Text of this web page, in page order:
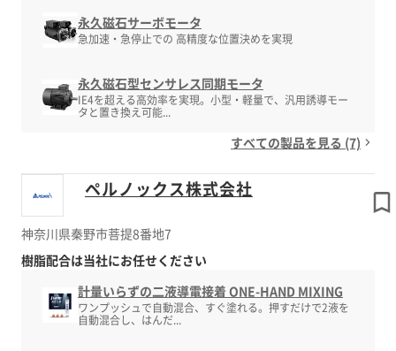
永久磁石サーボモータ
急加速・急停止での 高精度な位置決めを実現
永久磁石型センサレス同期モータ
IE4を超える高効率を実現。小型・軽量で、汎用誘導モー
タと置き換え可能...
すべての製品を見る (7)
ペルノックス株式会社
神奈川県秦野市菩提8番地7
樹脂配合は当社にお任せください
計量いらずの二液導電接着 ONE-HAND MIXING
ワンプッシュで自動混合、すぐ塗れる。押すだけで2液を
自動混合し、はんだ...